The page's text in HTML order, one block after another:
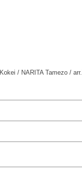
/ NARITA Tamezo /